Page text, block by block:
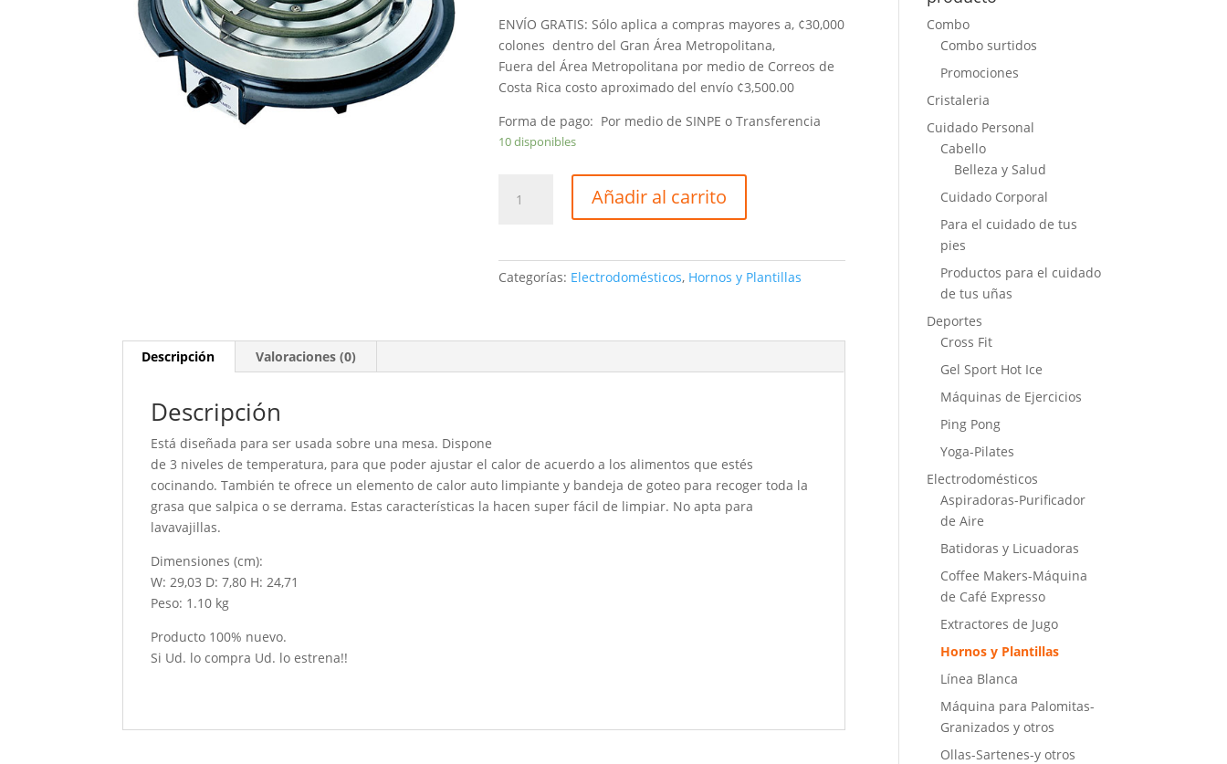
ENVÍO GRATIS: Sólo aplica a compras mayores a, ¢30,000
colones dentro del Gran Área Metropolitana,
Fuera del Área Metropolitana por medio de Correos de
Costa Rica costo aproximado del envío ¢3,500.00
Forma de pago: Por medio de SINPE o Transferencia
10 disponibles
Eléctrica
1000w
Añadir al carrito
Categorías: Electrodomésticos, Hornos y Plantillas
Descripción Valoraciones (0)
Descripción
Está diseñada para ser usada sobre una mesa. Dispone
de 3 niveles de temperatura, para que poder ajustar el calor de acuerdo a los alimentos que estés
cocinando. También te ofrece un elemento de calor auto limpiante y bandeja de goteo para recoger toda la
grasa que salpica o se derrama. Estas características la hacen super fácil de limpiar. No apta para
lavavajillas.
Dimensiones (cm):
W: 29,03 D: 7,80 H: 24,71
Peso: 1.10 kg
Producto 100% nuevo.
Si Ud. lo compra Ud. lo estrena!!
Combo
Combo surtidos
Promociones
Cristaleria
Cuidado Personal
Cabello
Belleza y Salud
Cuidado Corporal
Para el cuidado de tus
pies
Productos para el cuidado
de tus uñas
Deportes
Cross Fit
Gel Sport Hot Ice
Máquinas de Ejercicios
Ping Pong
Yoga-Pilates
Electrodomésticos
Aspiradoras-Purificador
de Aire
Batidoras y Licuadoras
Coffee Makers-Máquina
de Café Expresso
Extractores de Jugo
Hornos y Plantillas
Línea Blanca
Máquina para Palomitas-
Granizados y otros
Ollas-Sartenes-y otros